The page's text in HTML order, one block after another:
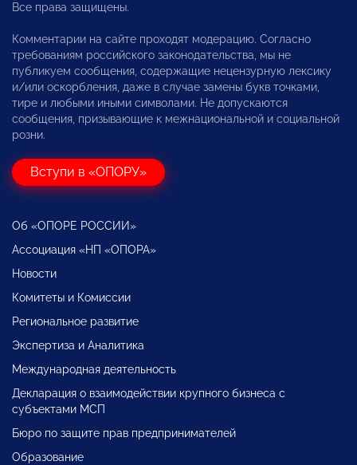
Все права защищены.
Комментарии на сайте проходят модерацию. Согласно
требованиям российского законодательства, мы не
публикуем сообщения, содержащие нецензурную лексику
и/или оскорбления, даже в случае замены букв точками,
тире и любыми иными символами. Не допускаются
сообщения, призывающие к межнациональной и социальной
розни.
Вступи в «ОПОРУ»
Об «ОПОРЕ РОССИИ»
Ассоциация «НП «ОПОРА»
Новости
Комитеты и Комиссии
Региональное развитие
Экспертиза и Аналитика
Международная деятельность
Декларация о взаимодействии крупного бизнеса с
субъектами МСП
Бюро по защите прав предпринимателей
Образование